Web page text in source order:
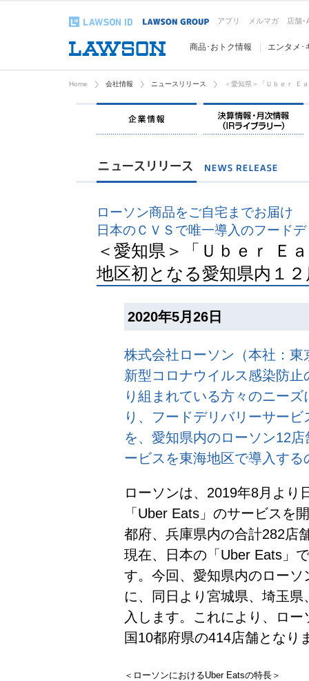
アプリ メルマガ 店舗･
商品･おトク情報 エンタメ･
Home 会社情報 ニュースリリース ＜愛知県＞「Ｕｂｅｒ Ｅ
企業情報
ローソン商品をご自宅までお届け
日本のＣＶＳで唯一導入のフード
＜愛知県＞「Ｕｂｅｒ Ｅ
地区初となる愛知県内１
2020年5月26日
株式会社ローソン（本社：
新型コロナウイルス感染防
り組まれている方々のニー
り、フードデリバリーサー
を、愛知県内のローソン12
ービスを東海地区で導入す
ローソンは、2019年8月より
「Uber Eats」のサービスを
都府、兵庫県内の合計282店
現在、日本の「Uber Eats」
す。今回、愛知県内のロー
に、同日より宮城県、埼玉
入します。これにより、ロ
国10都府県の414店舗となり
＜ローソンにおけるUber Eatsの特長＞